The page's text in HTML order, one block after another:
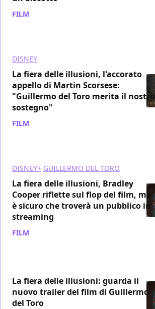
FILM
DISNEY
La fiera delle illusioni, l'accorato
appello di Martin Scorsese:
"Guillermo del Toro merita il nostro
sostegno"
FILM
DISNEY+ GUILLERMO DEL TORO
La fiera delle illusioni, Bradley
Cooper riflette sul flop del film, ma
è sicuro che troverà un pubblico in
streaming
FILM
La fiera delle illusioni: guarda il
nuovo trailer del film di Guillermo
del Toro